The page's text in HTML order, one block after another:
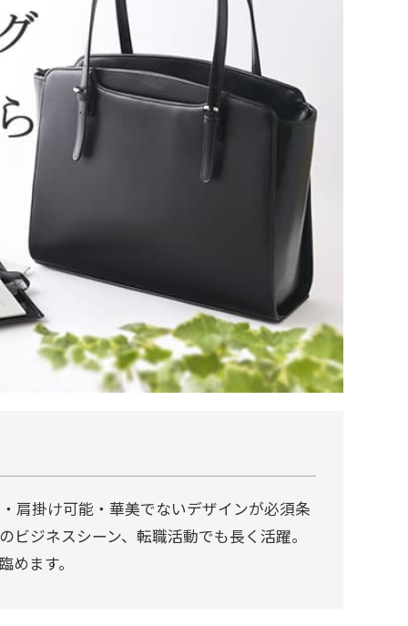
肩掛け可能・華美でないデザインが必須条
ジネスシーン、転職活動でも長く活躍。
ます。